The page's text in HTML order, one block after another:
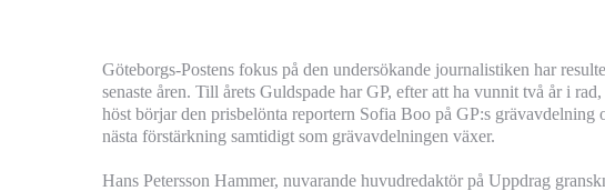
Göteborgs-Postens fokus på den undersökande journalistiken har
senaste åren. Till årets Guldspade har GP, efter att ha vunnit två år i
höst börjar den prisbelönta reportern Sofia Boo på GP:s grävavdelning
nästa förstärkning samtidigt som grävavdelningen växer.
Hans Petersson Hammer, nuvarande huvudredaktör på Uppdrag